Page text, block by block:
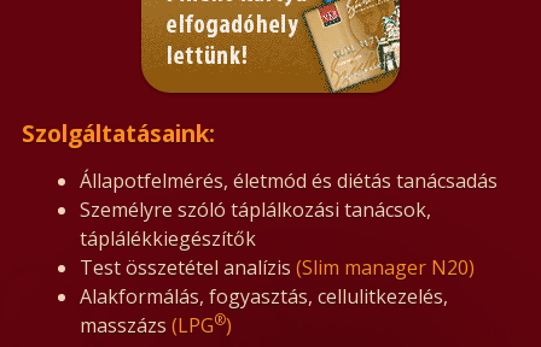
Szolgáltatásaink:
Állapotfelmérés, életmód és diétás tanácsadás
Személyre szóló táplálkozási tanácsok,
táplálékkiegészítők
Test összetétel analízis (Slim manager N20)
Alakformálás, fogyasztás, cellulitkezelés,
masszázs (LPG®)